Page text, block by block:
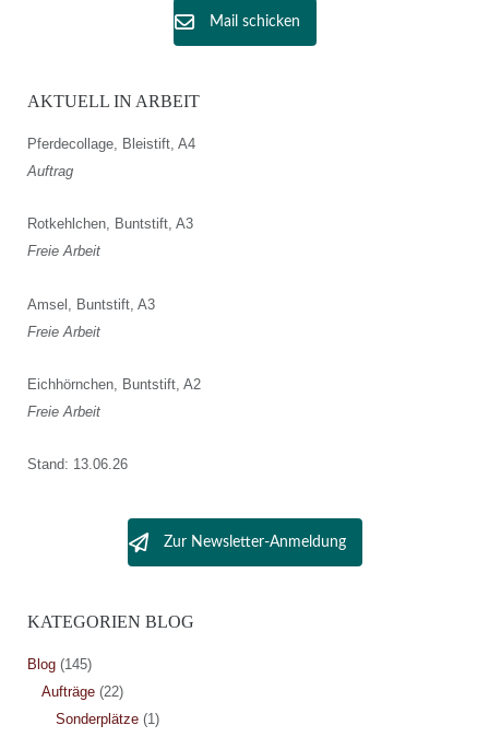
Mail schicken
AKTUELL IN ARBEIT
Pferdecollage, Bleistift, A4
Auftrag
Rotkehlchen, Buntstift, A3
Freie Arbeit
Amsel, Buntstift, A3
Freie Arbeit
Eichhörnchen, Buntstift, A2
Freie Arbeit
Stand: 13.06.26
Zur Newsletter-Anmeldung
KATEGORIEN BLOG
Blog(145)
Aufträge(22)
Sonderplätze(1)